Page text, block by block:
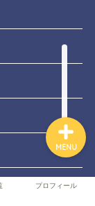
プロフィール
MENU
一覧
ール